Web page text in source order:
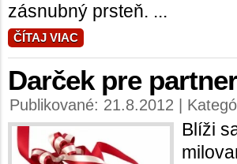
zásnubný prsteň. ...
ČÍTAJ VIAC
Darček pre
Publikované: 21.8.2012 |
Blíži